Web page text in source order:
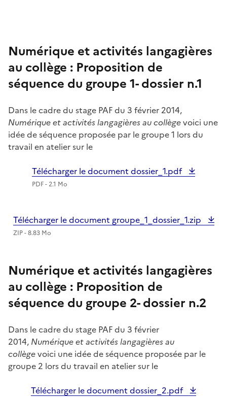
Numérique et activités langagières
au collège : Proposition de
séquence du groupe 1- dossier n.1
Dans le cadre du stage PAF du 3 février 2014,
Numérique et activités langagières au collègevoici une
idée de séquence proposée par le groupe 1 lors du
travail en atelier sur le
Télécharger le document dossier_1.pdf
PDF - 2.1 Mo
Télécharger le document groupe_1_dossier_1.zip
ZIP - 8.83 Mo
Numérique et activités langagières
au collège : Proposition de
séquence du groupe 2- dossier n.2
Dans le cadre du stage PAF du 3 février
2014, Numérique et activités langagières au
collègevoici une idée de séquence proposée par le
groupe 2 lors du travail en atelier sur le
Télécharger le document dossier_2.pdf